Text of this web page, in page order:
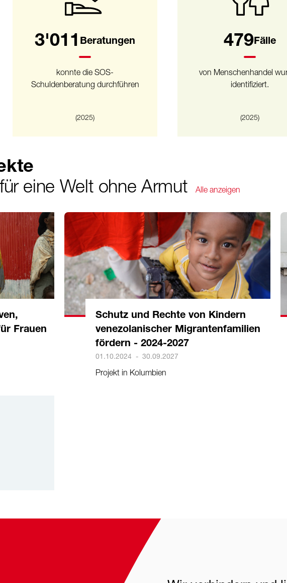
3'011 Beratungen
konnte die SOS-
Schuldenberatung durchführen
(2025)
536Fälle
von Menschenhandel
identifiziert.
(2025)
eine Welt ohne Armut Alle anzeigen
Frauen
Schutz und Rechte von Kindern
venezolanischer Migrantenfamilien
fördern - 2024-2027
01.10.2024 - 30.09.2027
Projekt in Kolumbien